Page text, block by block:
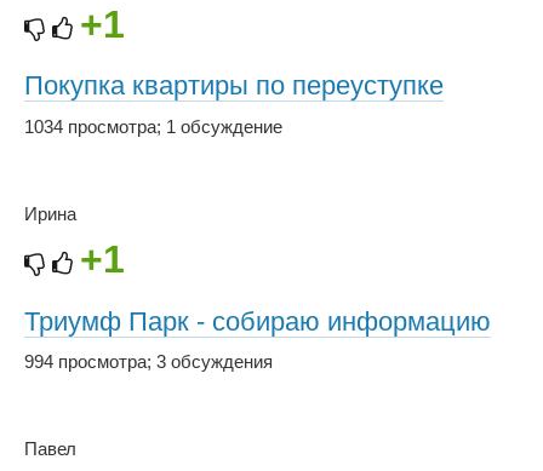
+1
Покупка квартиры по переуступке
1034 просмотра; 1 обсуждение
Ирина
+1
Триумф Парк - собираю информацию
994 просмотра; 3 обсуждения
Павел